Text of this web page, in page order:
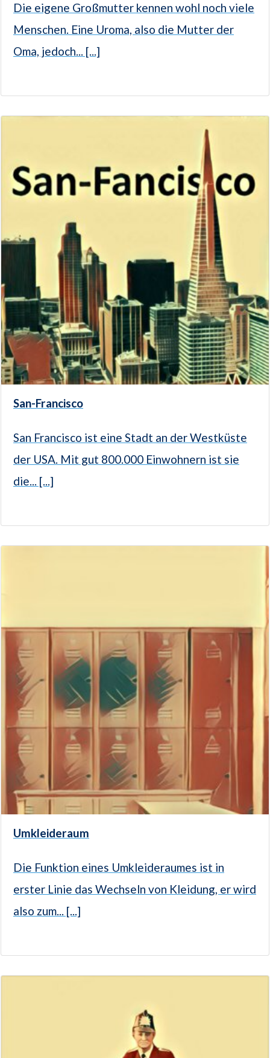
Die eigene Großmutter kennen wohl noch viele
Menschen. Eine Uroma, also die Mutter der
Oma, jedoch... [...]
San-Francisco
San Francisco ist eine Stadt an der Westküste
der USA. Mit gut 800.000 Einwohnern ist sie
die... [...]
Umkleideraum
Die Funktion eines Umkleideraumes ist in
erster Linie das Wechseln von Kleidung, er wird
also zum... [...]